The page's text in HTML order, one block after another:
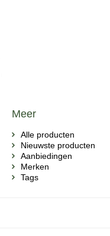
Meer
Alle producten
Nieuwste producten
Aanbiedingen
Merken
Tags